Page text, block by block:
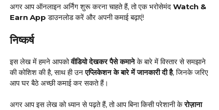
अगर आप ऑनलाइन अर्निंग शुरू करना चाहते हैं, तो एक भरोसेमंद Watch &
Earn App डाउनलोड करें और अपनी कमाई बढ़ाएं!
निष्कर्ष
इस लेख में हमने आपकोवीडियो देखकर पैसे कमानेके बारे में विस्तार से समझाने
की कोशिश की है, साथ ही उनएप्लिकेशन के बारे में जानकारी दी है, जिनके जरिए
आप घर बैठे अच्छी कमाई कर सकते हैं।
अगर आप इस लेख को ध्यान से पढ़ते हैं, तो आप बिना किसी परेशानी केरोज़ाना